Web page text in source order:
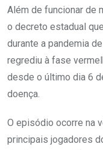
Além de funcionar de
o decreto estadual
durante a pandemia
regrediu à fase
desde o último dia 6
doença.
O episódio ocorre na
principais jogadores